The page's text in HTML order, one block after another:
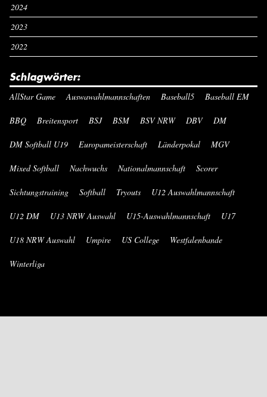
2024
2023
2022
Schlagwörter:
AllStar Game Auswawahlmannschaften Baseball5 Baseball EM
BBQ Breitensport BSJ BSM BSV NRW DBV DM
DM Softball U19 Europameisterschaft Länderpokal MGV
Mixed Softball Nachwuchs Nationalmannschaft Scorer
Sichtungstraining Softball Tryouts U12 Auswahlmannschaft
U12 DM U13 NRW Auswahl U15-Auswahlmannschaft U17
U18 NRW Auswahl Umpire US College Westfalenbande
Winterliga